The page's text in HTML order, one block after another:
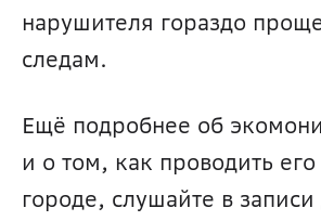
нарушителя гораздо
следам.
Ещё подробнее об
и о том, как проводить его